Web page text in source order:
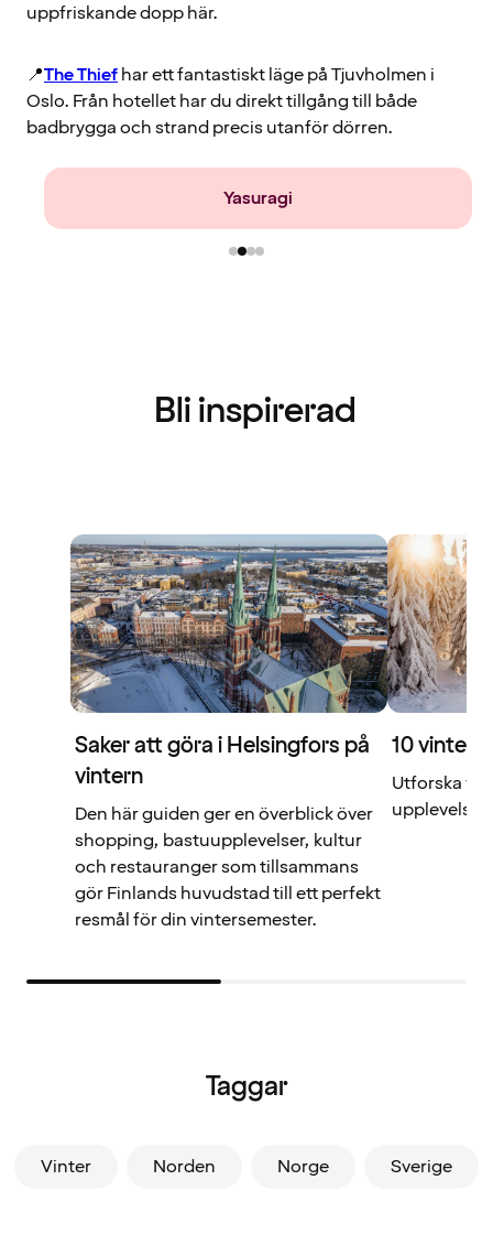
uppfriskande dopp här.
📍The Thiefhar ett fantastiskt läge på Tjuvholmen i
Oslo. Från hotellet har du direkt tillgång till både
badbrygga och strand precis utanför dörren.
Farris Bad
Bli inspirerad
Saker att göra i Helsingfors på
vintern
Den här guiden ger en överblick över
shopping, bastuupplevelser, kultur
och restauranger som tillsammans
gör Finlands huvudstad till ett perfekt
resmål för din vintersemester.
10
Utforska
upplevelser
Taggar
Vinter Norden Norge Sverige